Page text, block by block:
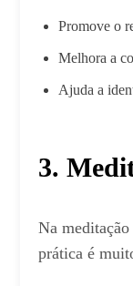
Promove o
Melhora a
Ajuda a
3.
Na
prática é